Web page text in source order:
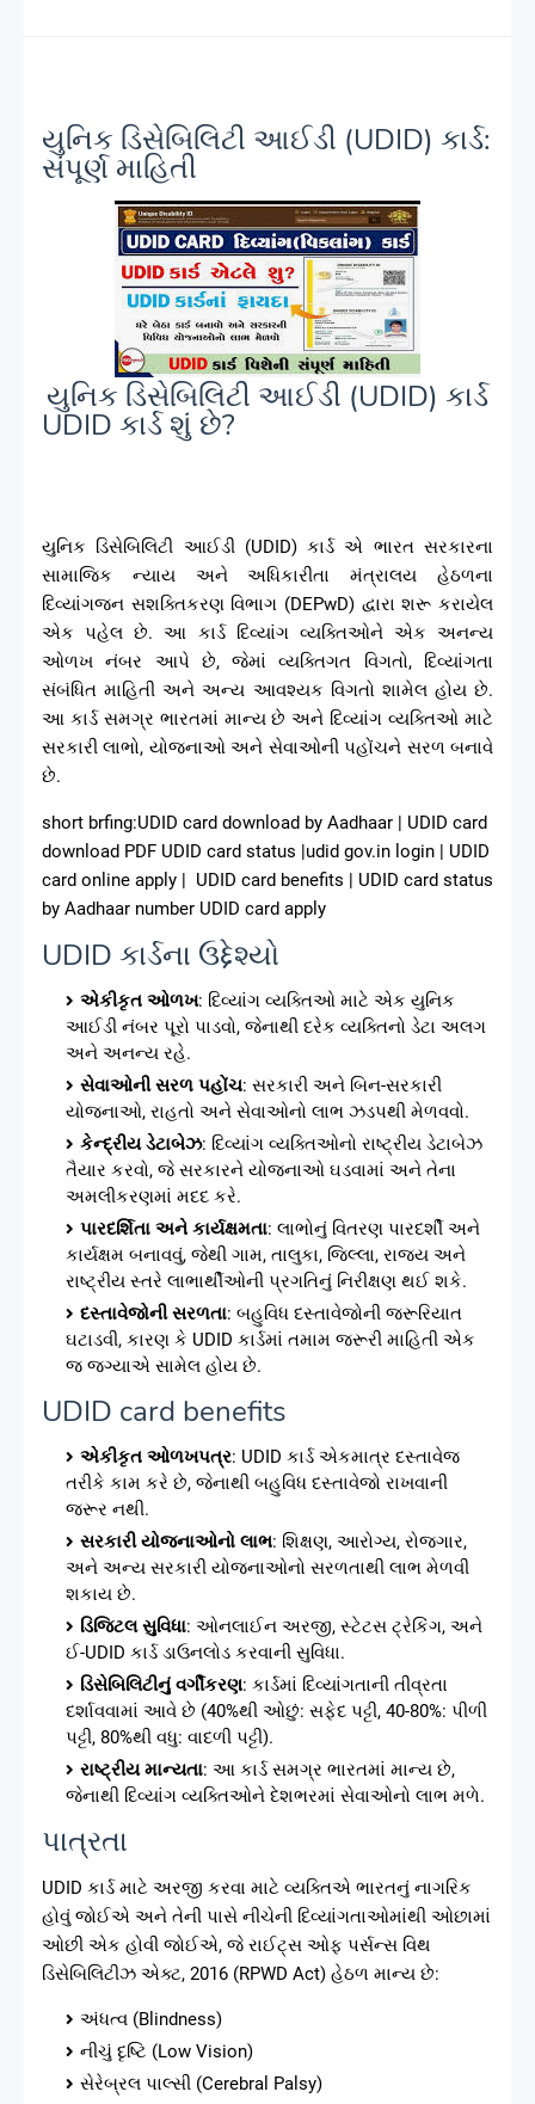
યુનિક ડિસેબિલિટી આઈડી (UDID) કાર્ડ:
સંપૂર્ણ માહિતી
યુનિક ડિસેબિલિટી આઈડી (UDID) કાર્ડ
UDID કાર્ડ શું છે?
યુનિક ડિસેબિલિટી આઈડી (UDID) કાર્ડ એ ભારત સરકારના
સામાજિક ન્યાય અને અધિકારીતા મંત્રાલય હેઠળના
દિવ્યાંગજન સશક્તિકરણ વિભાગ (DEPwD) દ્વારા શરૂ કરાયેલ
એક પહેલ છે. આ કાર્ડ દિવ્યાંગ વ્યક્તિઓને એક અનન્ય
ઓળખ નંબર આપે છે, જેમાં વ્યક્તિગત વિગતો, દિવ્યાંગતા
સંબંધિત માહિતી અને અન્ય આવશ્યક વિગતો શામેલ હોય છે.
આ કાર્ડ સમગ્ર ભારતમાં માન્ય છે અને દિવ્યાંગ વ્યક્તિઓ માટે
સરકારી લાભો, યોજનાઓ અને સેવાઓની પહોંચને સરળ બનાવે
છે.
short brfing:UDID card download by Aadhaar | UDID card
download PDF UDID card status |udid gov.in login | UDID
card online apply | UDID card benefits | UDID card status
by Aadhaar number UDID card apply
UDID કાર્ડના ઉદ્દેશ્યો
એકીકૃત ઓળખ: દિવ્યાંગ વ્યક્તિઓ માટે એક યુનિક
આઈડી નંબર પૂરો પાડવો, જેનાથી દરેક વ્યક્તિનો ડેટા અલગ
અને અનન્ય રહે.
સેવાઓની સરળ પહોંચ: સરકારી અને બિન-સરકારી
યોજનાઓ, રાહતો અને સેવાઓનો લાભ ઝડપથી મેળવવો.
કેન્દ્રીય ડેટાબેઝ: દિવ્યાંગ વ્યક્તિઓનો રાષ્ટ્રીય ડેટાબેઝ
તૈયાર કરવો, જે સરકારને યોજનાઓ ઘડવામાં અને તેના
અમલીકરણમાં મદદ કરે.
પારદર્શિતા અને કાર્યક્ષમતા: લાભોનું વિતરણ પારદર્શી અને
કાર્યક્ષમ બનાવવું, જેથી ગામ, તાલુકા, જિલ્લા, રાજ્ય અને
રાષ્ટ્રીય સ્તરે લાભાર્થીઓની પ્રગતિનું નિરીક્ષણ થઈ શકે.
દસ્તાવેજોની સરળતા: બહુવિધ દસ્તાવેજોની જરૂરિયાત
ઘટાડવી, કારણ કે UDID કાર્ડમાં તમામ જરૂરી માહિતી એક
જ જગ્યાએ સામેલ હોય છે.
UDID card benefits
એકીકૃત ઓળખપત્ર: UDID કાર્ડ એકમાત્ર દસ્તાવેજ
તરીકે કામ કરે છે, જેનાથી બહુવિધ દસ્તાવેજો રાખવાની
જરૂર નથી.
સરકારી યોજનાઓનો લાભ: શિક્ષણ, આરોગ્ય, રોજગાર,
અને અન્ય સરકારી યોજનાઓનો સરળતાથી લાભ મેળવી
શકાય છે.
ડિજિટલ સુવિધા: ઓનલાઈન અરજી, સ્ટેટસ ટ્રેકિંગ, અને
ઈ-UDID કાર્ડ ડાઉનલોડ કરવાની સુવિધા.
ડિસેબિલિટીનું વર્ગીકરણ: કાર્ડમાં દિવ્યાંગતાની તીવ્રતા
દર્શાવવામાં આવે છે (40%થી ઓછું: સફેદ પટ્ટી, 40-80%: પીળી
પટ્ટી, 80%થી વધુ: વાદળી પટ્ટી).
રાષ્ટ્રીય માન્યતા: આ કાર્ડ સમગ્ર ભારતમાં માન્ય છે,
જેનાથી દિવ્યાંગ વ્યક્તિઓને દેશભરમાં સેવાઓનો લાભ મળે.
પાત્રતા
UDID કાર્ડ માટે અરજી કરવા માટે વ્યક્તિએ ભારતનું નાગરિક
હોવું જોઈએ અને તેની પાસે નીચેની દિવ્યાંગતાઓમાંથી ઓછામાં
ઓછી એક હોવી જોઈએ, જે રાઈટ્સ ઓફ પર્સન્સ વિથ
ડિસેબિલિટીઝ એક્ટ, 2016 (RPWD Act) હેઠળ માન્ય છે:
અંધત્વ (Blindness)
નીચું દૃષ્ટિ (Low Vision)
સેરેબ્રલ પાલ્સી (Cerebral Palsy)